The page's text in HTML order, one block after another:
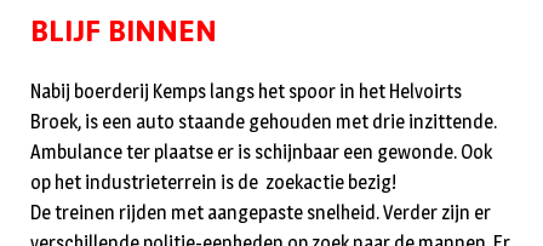
BLIJF BINNEN
Nabij boerderij Kemps langs het spoor in het Helvoirts
Broek, is een auto staande gehouden met drie inzittende.
Ambulance ter plaatse er is schijnbaar een gewonde. Ook
op het industrieterrein is de zoekactie bezig!
De treinen rijden met aangepaste snelheid. Verder zijn er